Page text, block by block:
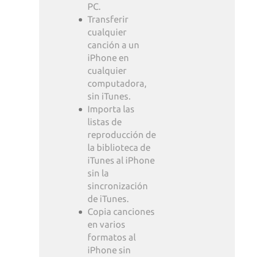
PC.
Transferir
cualquier
canción a un
iPhone en
cualquier
computadora,
sin iTunes.
Importa las
listas de
reproducción de
la biblioteca de
iTunes al iPhone
sin la
sincronización
de iTunes.
Copia canciones
en varios
formatos al
iPhone sin